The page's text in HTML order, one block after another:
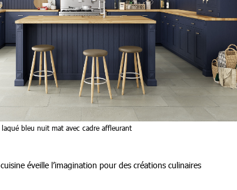
laqué bleu nuit mat avec cadre affleurant
éveille l’imagination pour des créations culinaires